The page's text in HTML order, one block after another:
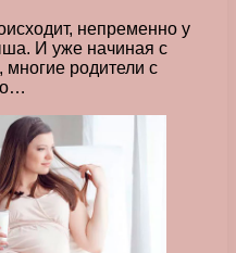
непременно у
И уже начиная с
многие родители с